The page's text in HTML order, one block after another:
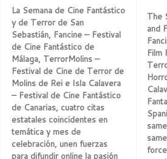
La Semana de Cine Fantástico
y de Terror de San
Sebastián, Fancine – Festival
de Cine Fantástico de
Málaga, TerrorMolins –
Festival de Cine de Terror de
Molins de Rei e Isla Calavera
– Festival de Cine Fantástico
de Canarias, cuatro citas
estatales coincidentes en
temática y mes de
celebración, unen fuerzas
para difundir online la pasión
The
and
Film